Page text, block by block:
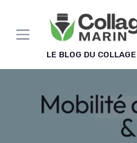
LE BLOG DU